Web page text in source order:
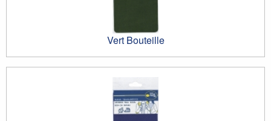
Vert Bouteille